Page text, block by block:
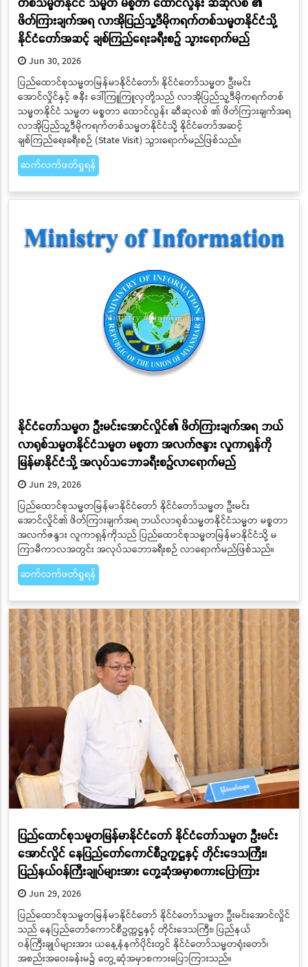
ဖိတ်ကြားချက်အရ လာအိုပြည်သူ့ဒီမိုကရက်တစ်သမ္မတနိုင်ငံသို့
နိုင်ငံတော်အဆင့် ချစ်ကြည်ရေးခရီးစဉ် သွားရောက်မည်
Jun 30, 2026
ပြည်ထောင်စုသမ္မတမြန်မာနိုင်ငံတော်၊ နိုင်ငံတော်သမ္မတ ဦးမင်း
အောင်လှိုင်နှင့် ဇနီး ဒေါ်ကြူကြူလှတို့သည် လာအိုပြည်သူ့ဒီမိုကရက်တစ်
သမ္မတနိုင်ငံ သမ္မတ မစ္စတာ ထောင်လွန်း ဆီဆုလစ် ၏ ဖိတ်ကြားချက်အရ
လာအိုပြည်သူ့ဒီမိုကရက်တစ်သမ္မတနိုင်ငံသို့ နိုင်ငံတော်အဆင့်
ချစ်ကြည်ရေးခရီးစဉ် (State Visit) သွားရောက်မည်ဖြစ်သည်။
ဆက်လက်ဖတ်ရှုရန်
နိုင်ငံတော်သမ္မတ ဦးမင်းအောင်လှိုင်၏ ဖိတ်ကြားချက်အရ ဘယ်
လာရုစ်သမ္မတနိုင်ငံသမ္မတ မစ္စတာ အလက်ဇန္ဒား လူကာရှန်ကို
မြန်မာနိုင်ငံသို့ အလုပ်သဘောခရီးစဉ်လာရောက်မည်
Jun 29, 2026
ပြည်ထောင်စုသမ္မတမြန်မာနိုင်ငံတော် နိုင်ငံတော်သမ္မတ ဦးမင်း
အောင်လှိုင်၏ ဖိတ်ကြားချက်အရ ဘယ်လာရုစ်သမ္မတနိုင်ငံသမ္မတ မစ္စတာ
အလက်ဇန္ဒား လူကာရှန်ကိုသည် ပြည်ထောင်စုသမ္မတမြန်မာနိုင်ငံသို့ မ
ကြာမီကာလအတွင်း အလုပ်သဘောခရီးစဉ် လာရောက်မည်ဖြစ်သည်။
ဆက်လက်ဖတ်ရှုရန်
ပြည်ထောင်စုသမ္မတမြန်မာနိုင်ငံတော် နိုင်ငံတော်သမ္မတ ဦးမင်း
အောင်လှိုင် နေပြည်တော်ကောင်စီဥက္ကဋ္ဌနှင့် တိုင်းဒေသကြီး၊
ပြည်နယ်ဝန်ကြီးချုပ်များအား တွေ့ဆုံအမှာစကားပြောကြား
Jun 29, 2026
ပြည်ထောင်စုသမ္မတမြန်မာနိုင်ငံတော် နိုင်ငံတော်သမ္မတ ဦးမင်းအောင်လှိုင်
သည် နေပြည်တော်ကောင်စီဥက္ကဋ္ဌနှင့် တိုင်းဒေသကြီး၊ ပြည်နယ်
ဝန်ကြီးချုပ်များအား ယနေ့နံနက်ပိုင်းတွင် နိုင်ငံတော်သမ္မတရုံးတော်၊
အစည်းအဝေးခန်းမ၌ တွေ့ဆုံအမှာစကားပြောကြားသည်။